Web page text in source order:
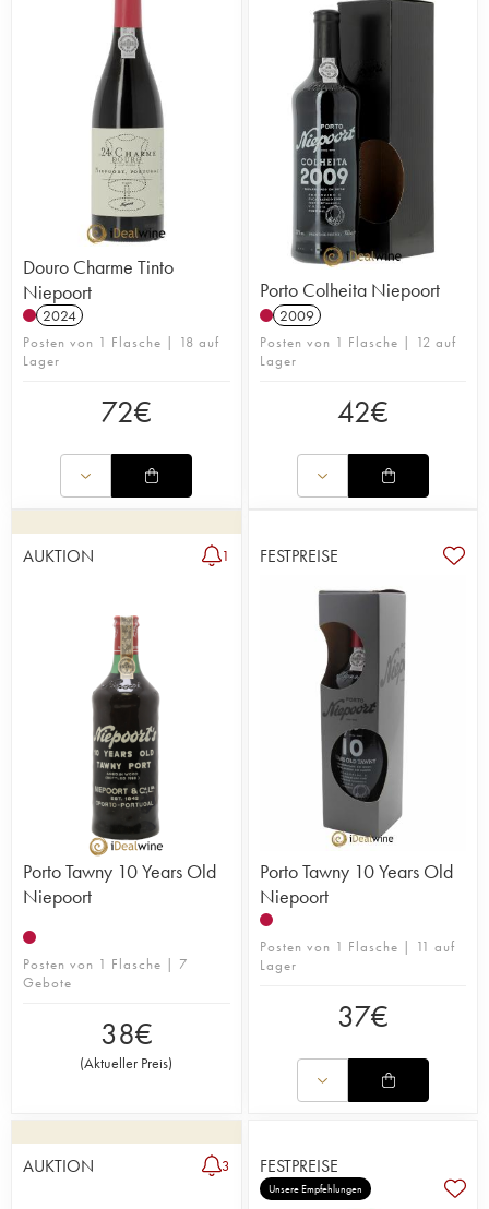
Douro Charme Tinto
Niepoort
2024
Posten von 1 Flasche | 18 auf
Lager
72€
Porto Colheita Niepoort
2009
Posten von 1 Flasche | 12 auf
Lager
42€
AUKTION 1
Porto Tawny 10 Years Old
Niepoort
Posten von 1 Flasche | 7
Gebote
38€
(Aktueller Preis)
FESTPREISE
Porto Tawny 10 Years Old
Niepoort
Posten von 1 Flasche | 11 auf
Lager
37€
AUKTION 3 FESTPREISE
Unsere Empfehlungen